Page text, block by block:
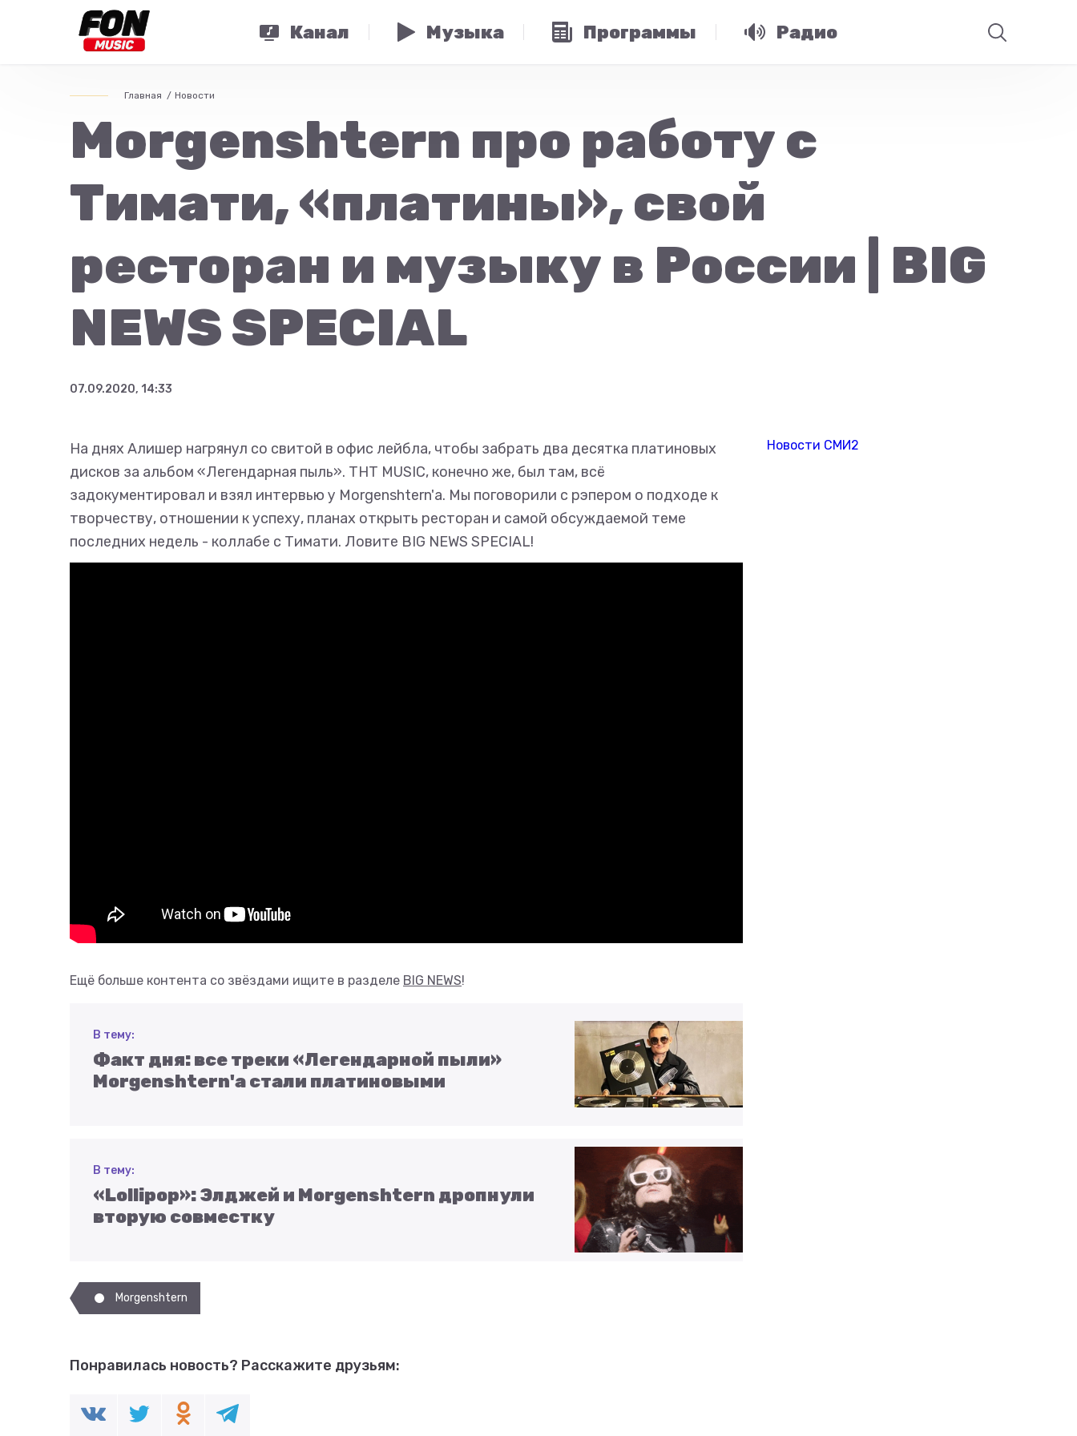
Канал Музыка Программы Радио
Главная Новости
Morgenshtern про работу с
Тимати, «платины», свой
ресторан и музыку в России | BIG
NEWS SPECIAL
07.09.2020, 14:33
На днях Алишер нагрянул со свитой в офис лейбла, чтобы забрать два десятка платиновых
дисков за альбом «Легендарная пыль». ТНТ MUSIC, конечно же, был там, всё
задокументировал и взял интервью у Morgenshtern'а. Мы поговорили с рэпером о подходе к
творчеству, отношении к успеху, планах открыть ресторан и самой обсуждаемой теме
последних недель - коллабе с Тимати. Ловите BIG NEWS SPECIAL!
Ещё больше контента со звёздами ищите в разделе BIG NEWS!
В тему:
Факт дня: все треки «Легендарной пыли»
Morgenshtern'а стали платиновыми
В тему:
«Lollipop»: Элджей и Morgenshtern дропнули
вторую совместку
Morgenshtern
Понравилась новость? Расскажите друзьям:
Новости СМИ2